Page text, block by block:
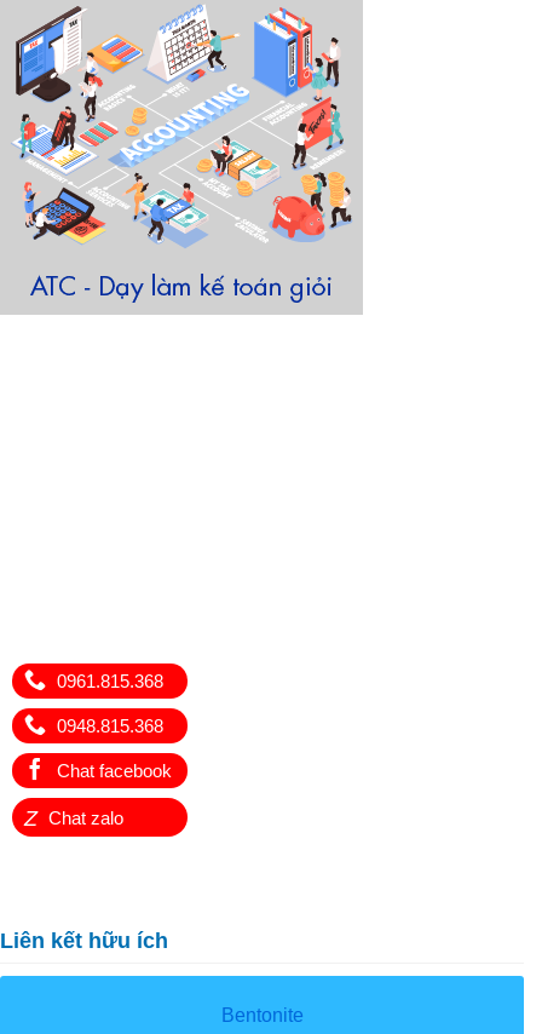
0961.815.368
0948.815.368
Chat facebook
Z Chat zalo
Liên kết hữu ích
Bentonite